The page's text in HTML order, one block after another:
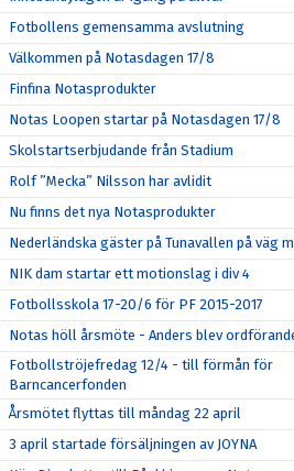
Fotbollens gemensamma avslutning
Välkommen på Notasdagen 17/8
Finfina Notasprodukter
Notas Loopen startar på Notasdagen 17/8
Skolstartserbjudande från Stadium
Rolf ”Mecka” Nilsson har avlidit
Nu finns det nya Notasprodukter
Nederländska gäster på Tunavallen på väg
NIK dam startar ett motionslag i div 4
Fotbollsskola 17-20/6 för PF 2015-2017
Notas höll årsmöte - Anders blev
Fotbollströjefredag 12/4 - till förmån för
Barncancerfonden
Årsmötet flyttas till måndag 22 april
3 april startade försäljningen av JOYNA